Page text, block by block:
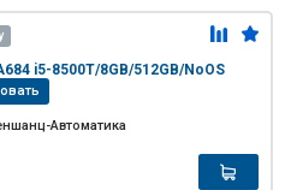
i5-8500T/8GB/512GB/NoOS
Автоматика